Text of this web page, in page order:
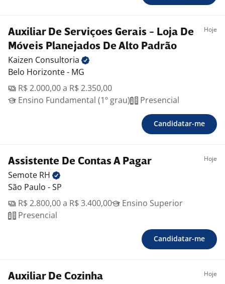
Auxiliar De Serviçoes Gerais - Loja De
Móveis Planejados De Alto Padrão
Hoje
Kaizen Consultoria
Belo Horizonte - MG
R$ 2.000,00 a R$ 2.350,00
Ensino Fundamental (1º grau)
Presencial
Candidatar-me
Assistente De Contas A Pagar Hoje
Semote RH
São Paulo - SP
R$ 2.800,00 a R$ 3.400,00
Ensino Superior
Presencial
Candidatar-me
Auxiliar De Cozinha Hoje